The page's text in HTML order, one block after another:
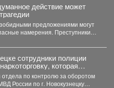
действие может
предложениями могут
намерения. Преступники
сотрудники полиции
которая
сбыть партию
в особо крупном размере
отдела по контролю за оборотом
России по г. Новокузнецку